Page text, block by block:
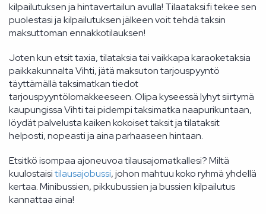
kilpailutuksen ja hintavertailun avulla! Tilaataksi.fi tekee sen
puolestasi ja kilpailutuksen jälkeen voit tehdä taksin
maksuttoman ennakkotilauksen!
Joten kun etsit taxia, tilataksia tai vaikkapa karaoketaksia
paikkakunnalta Vihti, jätä maksuton tarjouspyyntö
täyttämällä taksimatkan tiedot
tarjouspyyntölomakkeeseen. Olipa kyseessä lyhyt siirtymä
kaupungissa Vihti tai pidempi taksimatka naapurikuntaan,
löydät palvelusta kaiken kokoiset taksit ja tilataksit
helposti, nopeasti ja aina parhaaseen hintaan.
Etsitkö isompaa ajoneuvoa tilausajomatkallesi? Miltä
kuulostaisitilausajobussi, johon mahtuu koko ryhmä yhdellä
kertaa. Minibussien, pikkubussien ja bussien kilpailutus
kannattaa aina!